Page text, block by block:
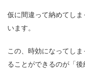
仮に間違って納めてし
います。
この、時効になってし
ることができるのが「後